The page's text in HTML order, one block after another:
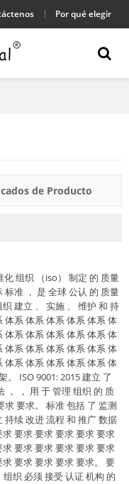
Por qué elegir
de Producto
化 组织 （iso） 制定 的 质量
标准 ， 是 全球 公认 的 质量
建立 、 实施 、 维护 和 持
体系 体系 体系 体系 体系 体
体系 体系 体系 体系 体系 体
体系 体系 体系 体系 体系 体
体系 体系 体系 体系 体系 体
。 ISO 9001: 2015 建立 了
， ， 用 于 管理 组织 的 质
求 要求。 标准 包括 了 监测
持续 改进 流程 和 推广 数据
要求 要求 要求 要求 要求
要求 要求 要求 要求 要求
要求 要求 要求 要求。 要
织 必须 接受 认证 机构 的